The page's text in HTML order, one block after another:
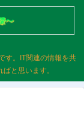
す。IT関連の情報を共
と思います。